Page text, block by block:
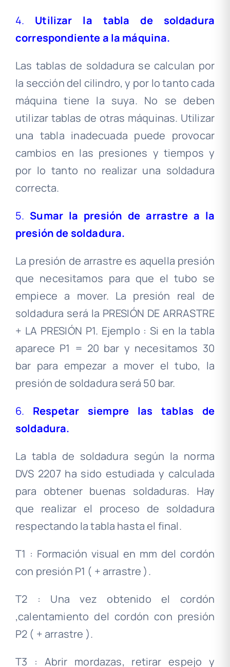
4. Utilizar la tabla de soldadura
correspondiente a la máquina.
Las tablas de soldadura se calculan por
la sección del cilindro, y por lo tanto cada
máquina tiene la suya. No se deben
utilizar tablas de otras máquinas. Utilizar
una tabla inadecuada puede provocar
cambios en las presiones y tiempos y
por lo tanto no realizar una soldadura
correcta.
5. Sumar la presión de arrastre a la
presión de soldadura.
La presión de arrastre es aquella presión
que necesitamos para que el tubo se
empiece a mover. La presión real de
soldadura será la PRESIÓN DE ARRASTRE
+ LA PRESIÓN P1. Ejemplo : Si en la tabla
aparece P1 = 20 bar y necesitamos 30
bar para empezar a mover el tubo, la
presión de soldadura será 50 bar.
6. Respetar siempre las tablas de
soldadura.
La tabla de soldadura según la norma
DVS 2207 ha sido estudiada y calculada
para obtener buenas soldaduras. Hay
que realizar el proceso de soldadura
respectando la tabla hasta el final.
T1 : Formación visual en mm del cordón
con presión P1 ( + arrastre ).
T2 : Una vez obtenido el cordón
,calentamiento del cordón con presión
P2 ( + arrastre ).
T3 : Abrir mordazas, retirar espejo y